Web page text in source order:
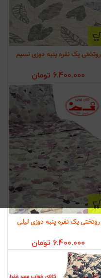
روتختی یک نفره پنبه دوزی نسیم
6.400.000 تومان
روتختی یک نفره پنبه دوزی لیلی
6.400.000 تومان